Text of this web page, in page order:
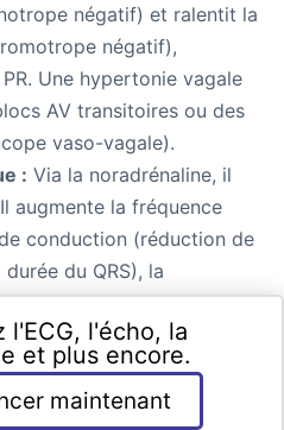
négatif) et ralentit la
négatif),
Une hypertonie vagale
AV transitoires ou des
vaso-vagale).
: Via la noradrénaline, il
augmente la fréquence
conduction (réduction de
du QRS), la
positif) et la vitesse de
Cependant, il
(batmotrope
arythmies.
l'ECG, l'écho, la
et plus encore.
maintenant